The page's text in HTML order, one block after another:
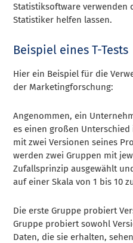
Statistiksoftware verwenden
Statistiker helfen lassen.
Beispiel eines T-Tests
Hier ein Beispiel für die
der Marketingforschung:
Angenommen, ein
es einen großen
mit zwei Versionen seines
werden zwei Gruppen mit
Zufallsprinzip ausgewählt
auf einer Skala von 1 bis 10
Die erste Gruppe probiert
Gruppe probiert sowohl
Daten, die sie erhalten,